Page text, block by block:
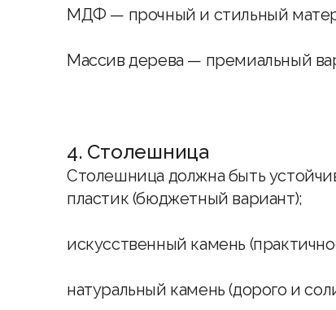
МДФ — прочный и стильный
Массив дерева — премиальный
4. Столешница
Столешница должна быть
пластик (бюджетный вариант);
искусственный камень
натуральный камень (дорого и